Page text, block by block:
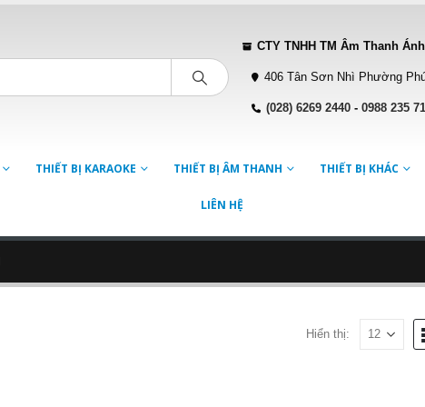
CTY TNHH TM Âm Thanh
406 Tân Sơn Nhì Phường
(028) 6269 2440 -0988 235
THIẾT BỊ KARAOKE THIẾT BỊ ÂM THANH THIẾT BỊ KHÁC
LIÊN HỆ
Hiển thị: